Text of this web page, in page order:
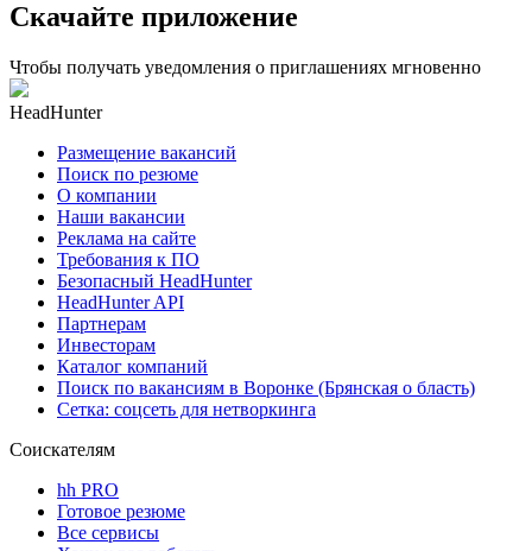
Скачайте приложение
Чтобы получать уведомления о приглашениях мгновенно
HeadHunter
Размещение вакансий
Поиск по резюме
О компании
Наши вакансии
Реклама на сайте
Требования к ПО
Безопасный HeadHunter
HeadHunter API
Партнерам
Инвесторам
Каталог компаний
Поиск по вакансиям в Воронке (Брянская о бласть)
Сетка: соцсеть для нетворкинга
Соискателям
hh PRO
Готовое резюме
Все сервисы